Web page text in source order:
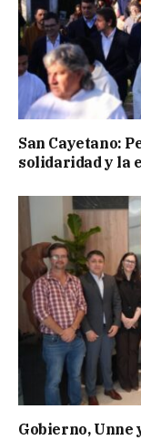
San Cayetano:
solidaridad y la
Gobierno, Unne